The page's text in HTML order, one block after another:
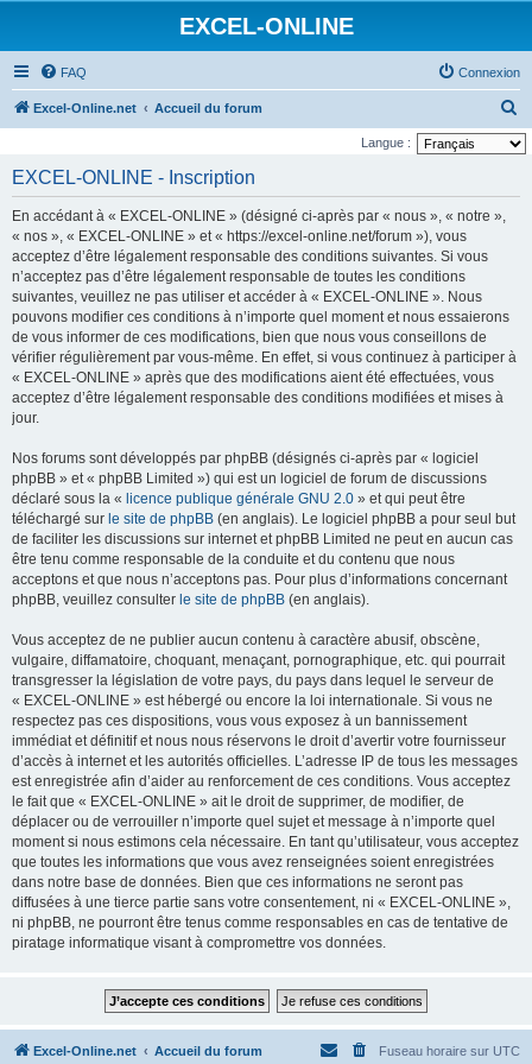
EXCEL-ONLINE
FAQ Connexion
Excel-Online.net Accueil du forum
e
Langue :
EXCEL-ONLINE - Inscription
En accédant à « EXCEL-ONLINE » (désigné ci-après par « nous », « notre »,
« nos », « EXCEL-ONLINE » et « https://excel-online.net/forum »), vous
acceptez d’être légalement responsable des conditions suivantes. Si vous
n’acceptez pas d’être légalement responsable de toutes les conditions
suivantes, veuillez ne pas utiliser et accéder à « EXCEL-ONLINE ». Nous
pouvons modifier ces conditions à n’importe quel moment et nous essaierons
de vous informer de ces modifications, bien que nous vous conseillons de
vérifier régulièrement par vous-même. En effet, si vous continuez à participer à
« EXCEL-ONLINE » après que des modifications aient été effectuées, vous
acceptez d’être légalement responsable des conditions modifiées et mises à
jour.
Nos forums sont développés par phpBB (désignés ci-après par « logiciel
phpBB » et « phpBB Limited ») qui est un logiciel de forum de discussions
déclaré sous la « licence publique générale GNU 2.0 » et qui peut être
téléchargé sur le site de phpBB (en anglais). Le logiciel phpBB a pour seul but
de faciliter les discussions sur internet et phpBB Limited ne peut en aucun cas
être tenu comme responsable de la conduite et du contenu que nous
acceptons et que nous n’acceptons pas. Pour plus d’informations concernant
phpBB, veuillez consulter le site de phpBB (en anglais).
Vous acceptez de ne publier aucun contenu à caractère abusif, obscène,
vulgaire, diffamatoire, choquant, menaçant, pornographique, etc. qui pourrait
transgresser la législation de votre pays, du pays dans lequel le serveur de
« EXCEL-ONLINE » est hébergé ou encore la loi internationale. Si vous ne
respectez pas ces dispositions, vous vous exposez à un bannissement
immédiat et définitif et nous nous réservons le droit d’avertir votre fournisseur
d’accès à internet et les autorités officielles. L’adresse IP de tous les messages
est enregistrée afin d’aider au renforcement de ces conditions. Vous acceptez
le fait que « EXCEL-ONLINE » ait le droit de supprimer, de modifier, de
déplacer ou de verrouiller n’importe quel sujet et message à n’importe quel
moment si nous estimons cela nécessaire. En tant qu’utilisateur, vous acceptez
que toutes les informations que vous avez renseignées soient enregistrées
dans notre base de données. Bien que ces informations ne seront pas
diffusées à une tierce partie sans votre consentement, ni « EXCEL-ONLINE »,
ni phpBB, ne pourront être tenus comme responsables en cas de tentative de
piratage informatique visant à compromettre vos données.
Excel-Online.net Accueil du forum Fuseau horaire sur UTC